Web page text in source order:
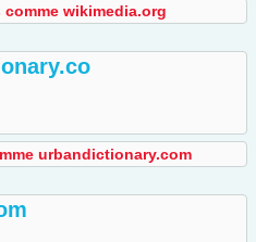
comme wikimedia.org
urbandictionary.com